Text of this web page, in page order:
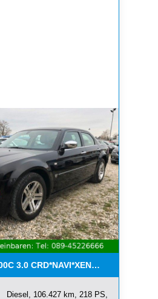
3.0
Diesel, 106.427 km, 218 PS,